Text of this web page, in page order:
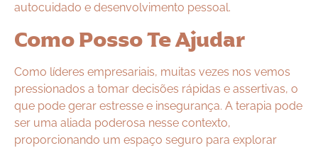
autocuidado e desenvolvimento pessoal.
Como Posso Te Ajudar
Como líderes empresariais, muitas vezes nos vemos
pressionados a tomar decisões rápidas e assertivas, o
que pode gerar estresse e insegurança. A terapia pode
ser uma aliada poderosa nesse contexto,
proporcionando um espaço seguro para explorar